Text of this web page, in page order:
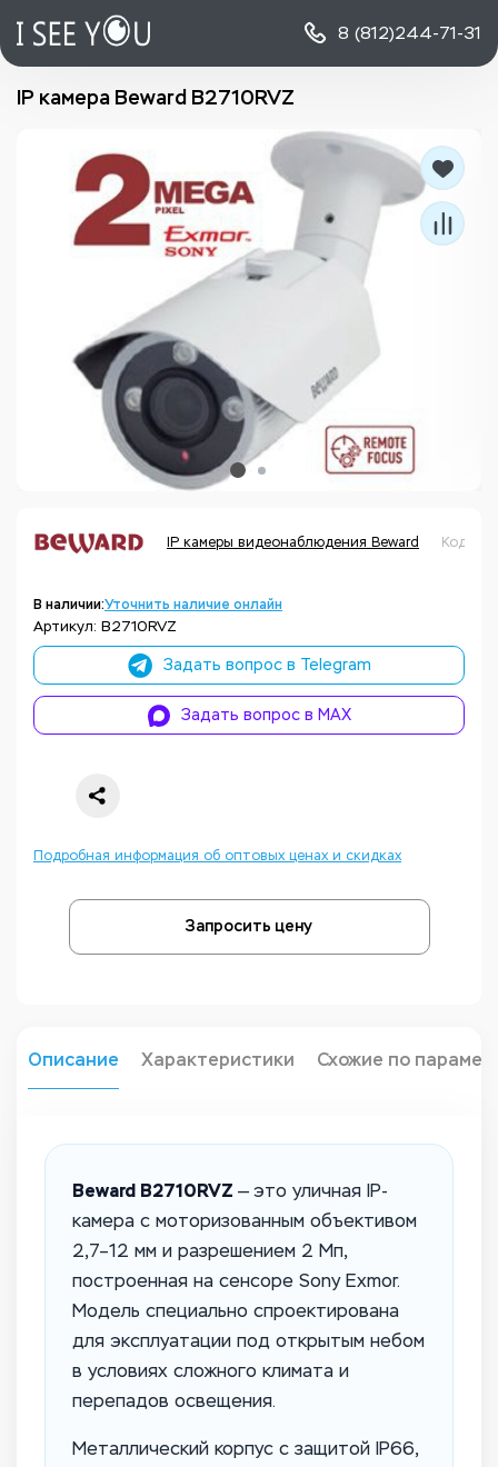
8 (812)244-71-31
IP камера Beward B2710RVZ
IP камеры видеонаблюдения Beward Код
В наличии:Уточнить наличие онлайн
Артикул: B2710RVZ
Задать вопрос в Telegram
Задать вопрос в MAX
Подробная информация об оптовых ценах и скидках
Запросить цену
Описание Характеристики Схожие по
Beward B2710RVZ — это уличная IP-
камера с моторизованным объективом
2,7–12 мм и разрешением 2 Мп,
построенная на сенсоре Sony Exmor.
Модель специально спроектирована
для эксплуатации под открытым небом
в условиях сложного климата и
перепадов освещения.
Металлический корпус с защитой IP66,